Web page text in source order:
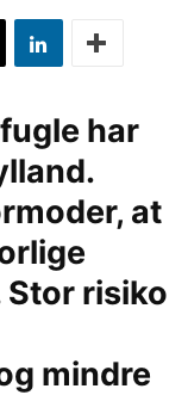
har
at
risiko
mindre